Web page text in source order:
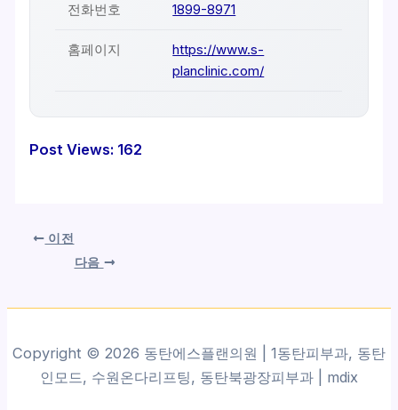
전화번호 1899-8971
홈페이지
https://www.s-
planclinic.com/
Post Views: 162
이전
다음
Copyright © 2026 동탄에스플랜의원 | 1동탄피부과, 동탄
인모드, 수원온다리프팅, 동탄북광장피부과 | mdix